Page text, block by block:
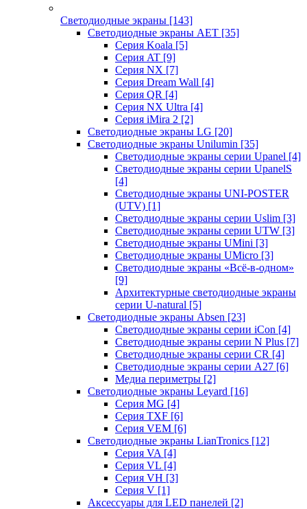
Светодиодные экраны [143]
Светодиодные экраны AET [35]
Cерия Koala [5]
Серия AT [9]
Серия NX [7]
Серия Dream Wall [4]
Серия QR [4]
Серия NX Ultra [4]
Серия iMira 2 [2]
Светодиодные экраны LG [20]
Светодиодные экраны Unilumin [35]
Светодиодные экраны серии Upanel [4]
Светодиодные экраны серии UpanelS
[4]
Светодиодные экраны UNI-POSTER
(UTV) [1]
Светодиодные экраны серии Uslim [3]
Светодиодные экраны серии UTW [3]
Светодиодные экраны UMini [3]
Светодиодные экраны UMicro [3]
Светодиодные экраны «Всё-в-одном»
[9]
Архитектурные светодиодные экраны
серии U-natural [5]
Светодиодные экраны Absen [23]
Светодиодные экраны серии iCon [4]
Светодиодные экраны серии N Plus [7]
Светодиодные экраны серии CR [4]
Светодиодные экраны серии А27 [6]
Медиа периметры [2]
Светодиодные экраны Leyard [16]
Серия MG [4]
Серия TXF [6]
Серия VEM [6]
Светодиодные экраны LianTronics [12]
Серия VA [4]
Серия VL [4]
Серия VH [3]
Серия V [1]
Аксессуары для LED панелей [2]